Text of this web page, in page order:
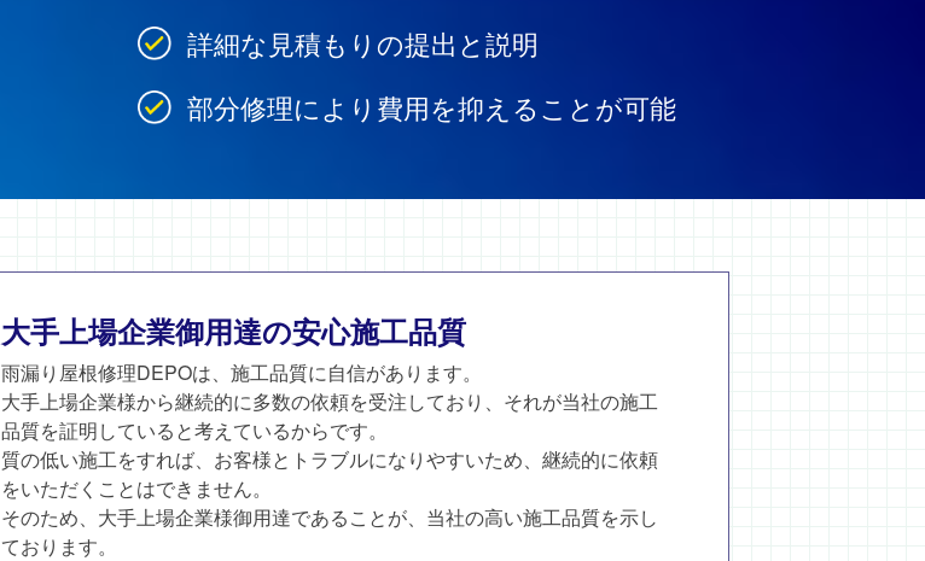
詳細な見積もりの提出と説明
部分修理により費用を抑えることが可能
大手上場企業御用達の安心施工品質
雨漏り屋根修理DEPOは、施工品質に自信があります。
大手上場企業様から継続的に多数の依頼を受注しており、それが当社の施工
品質を証明していると考えているからです。
質の低い施工をすれば、お客様とトラブルになりやすいため、継続的に依頼
をいただくことはできません。
そのため、大手上場企業様御用達であることが、当社の高い施工品質を示し
ております。